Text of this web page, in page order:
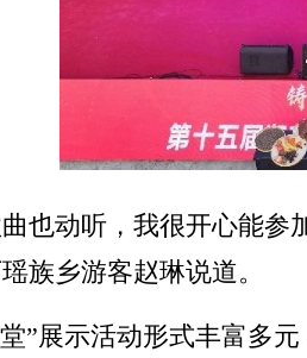
也动听，我很开心能
族乡游客赵琳说道。
”展示活动形式丰富多